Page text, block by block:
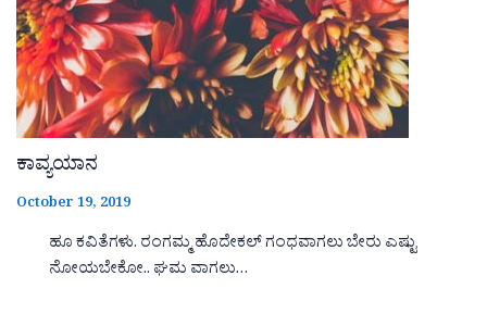
ಕಾವ್ಯಯಾನ
October 19, 2019
ಹೂ ಕವಿತೆಗಳು. ರಂಗಮ್ಮ ಹೊದೇಕಲ್ ಗಂಧವಾಗಲು ಬೇರು ಎಷ್ಟು
ನೋಯಬೇಕೋ.. ಘಮ ವಾಗಲು…